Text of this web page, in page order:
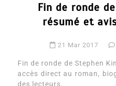
Fin de ronde
résumé et
21 Mar 2017
Fin de ronde de Stephen
accès direct au roman,
des lecteurs.